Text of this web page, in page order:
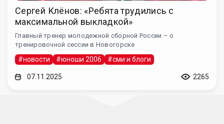
Сергей Клёнов: «Ребята трудились с
максимальной выкладкой»
Главный тренер молодежной сборной России – о
тренировочной сессии в Новогорске
#новости #юноши 2006 #сми и блоги
07.11.2025 2265